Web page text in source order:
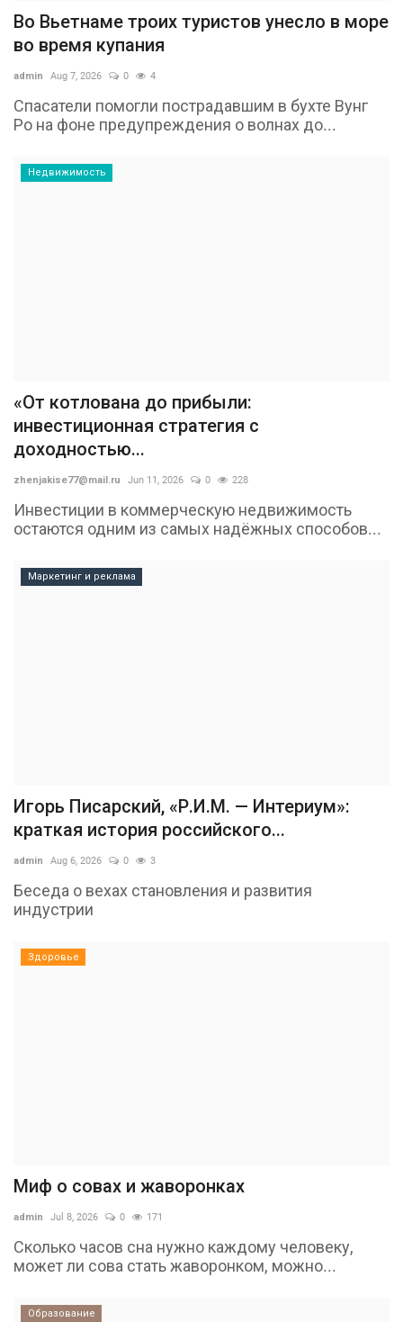
Во Вьетнаме троих туристов унесло в море
во время купания
admin Aug 7, 2026 0 4
Спасатели помогли пострадавшим в бухте Вунг
Ро на фоне предупреждения о волнах до...
Недвижимость
«От котлована до прибыли:
инвестиционная стратегия с
доходностью...
zhenjakise77@mail.ru Jun 11, 2026 0 228
Инвестиции в коммерческую недвижимость
остаются одним из самых надёжных способов...
Маркетинг и реклама
Игорь Писарский, «Р.И.М. — Интериум»:
краткая история российского...
admin Aug 6, 2026 0 3
Беседа о вехах становления и развития
индустрии
Здоровье
Миф о совах и жаворонках
admin Jul 8, 2026 0 171
Сколько часов сна нужно каждому человеку,
может ли сова стать жаворонком, можно...
Образование